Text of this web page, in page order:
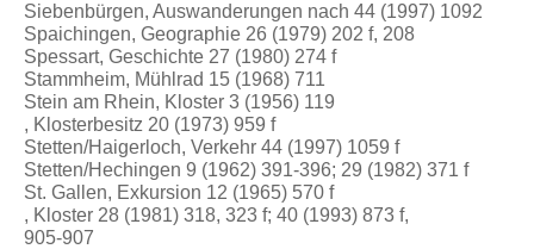
Siebenbürgen, Auswanderungen nach 44 (1997) 1092
Spaichingen, Geographie 26 (1979) 202 f, 208
Spessart, Geschichte 27 (1980) 274 f
Stammheim, Mühlrad 15 (1968) 711
Stein am Rhein, Kloster 3 (1956) 119
, Klosterbesitz 20 (1973) 959 f
Stetten/Haigerloch, Verkehr 44 (1997) 1059 f
Stetten/Hechingen 9 (1962) 391-396; 29 (1982) 371 f
St. Gallen, Exkursion 12 (1965) 570 f
, Kloster 28 (1981) 318, 323 f; 40 (1993) 873 f,
905-907